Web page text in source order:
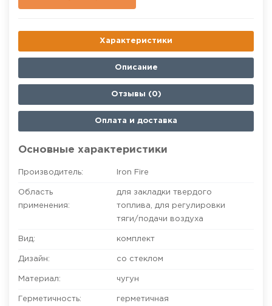
Характеристики
Описание
Отзывы (0)
Оплата и доставка
Основные характеристики
Производитель: Iron Fire
Область
применения:
для закладки твердого
топлива
для регулировки
тяги/подачи воздуха
Вид: комплект
Дизайн: со стеклом
Материал: чугун
Герметичность: герметичная